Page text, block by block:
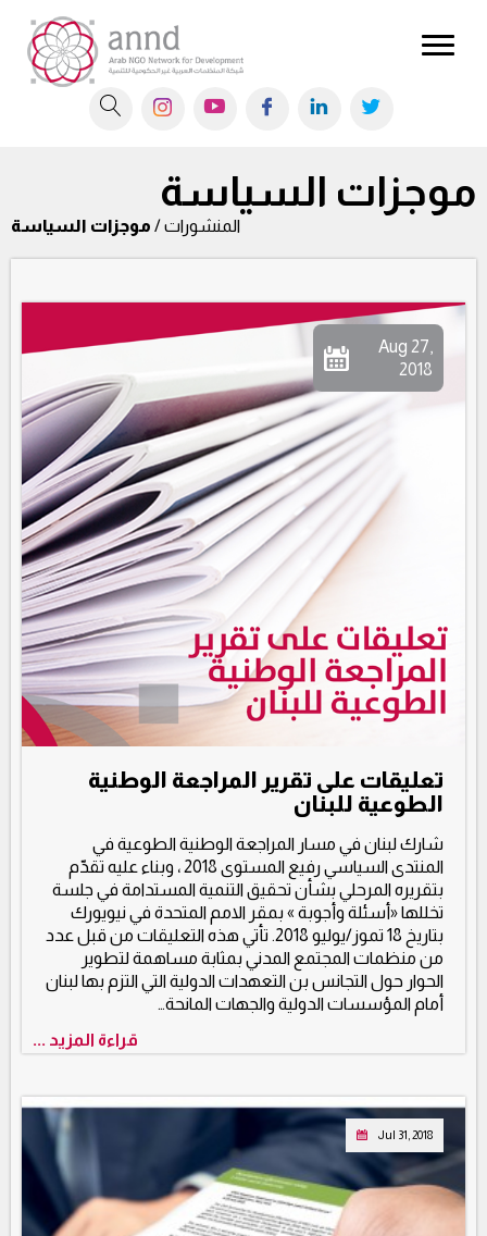
موجزات السياسة
المنشورات / موجزات السياسة
Aug 27,
2018
تعليقات على تقرير المراجعة الوطنية
الطوعية للبنان
شارك لبنان في مسار المراجعة الوطنية الطوعية في
المنتدى السياسي رفيع المستوى 2018 ، وبناء عليه تقدّم
بتقريره المرحلي بشأن تحقيق التنمية المستدامة في جلسة
تخللها «أسئلة وأجوبة » بمقر الامم المتحدة في نيويورك
بتاريخ 18 تموز/يوليو 2018. تأتي هذه التعليقات من قبل عدد
من منظمات المجتمع المدني بمثابة مساهمة لتطوير
الحوار حول التجانس بن التعهدات الدولية التي التزم بها لبنان
أمام المؤسسات الدولية والجهات المانحة…
قراءة المزيد ...
Jul 31, 2018